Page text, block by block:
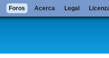
Foros Acerca Legal